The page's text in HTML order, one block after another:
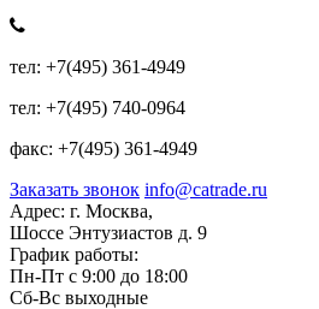
тел: +7(495) 361-4949
тел: +7(495) 740-0964
факс: +7(495) 361-4949
Заказать звонок info@catrade.ru
Адрес: г. Москва,
Шоссе Энтузиастов д. 9
График работы:
Пн-Пт с 9:00 до 18:00
Сб-Вс выходные